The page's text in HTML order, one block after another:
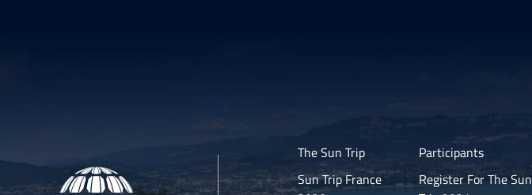
The Sun Trip Participants
Sun Trip France
Register For The Sun